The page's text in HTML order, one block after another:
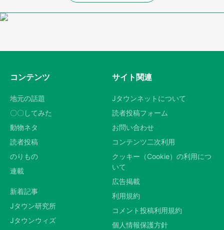
コンテンツ
地元の話題
〇〇してみた
動物ネタ
読者投稿
のりもの
連載
新着記事
Jタウン研究所
Jタウンウィズ
サイト関連
Jタウンネットについて
読者投稿フォーム
お問い合わせ
コンテンツ二次利用
クッキー（Cookie）の利用につ
いて
広告掲載
利用規約
コメント投稿利用規約
個人情報保護方針